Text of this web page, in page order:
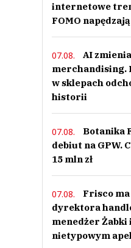
internetowe
FOMO
07.08.
AI zmienia
merchandising.
w sklepach
historii
07.08.
Botanika
debiut na GPW.
15 mln zł
07.08.
Frisco
dyrektora
menedżer Żabki
nietypowym